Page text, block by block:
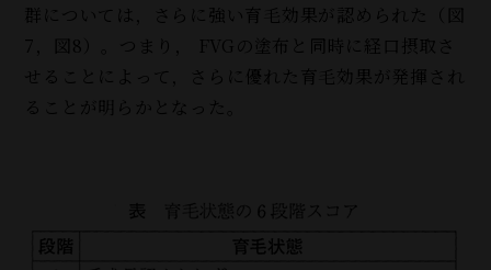
群については，さらに強い育毛効果が認められた（図
7，図8）。つまり， FVGの塗布と同時に経口摂取さ
せることによって，さらに優れた育毛効果が発揮され
ることが明らかとなった。